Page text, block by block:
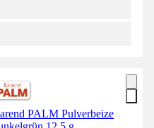
PALM Pulverbeize